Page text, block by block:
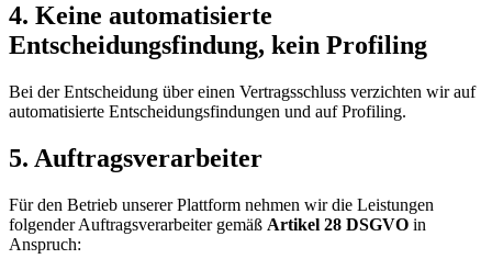
4. Keine automatisierte
Entscheidungsfindung, kein Profiling
Bei der Entscheidung über einen Vertragsschluss verzichten wir auf
automatisierte Entscheidungsfindungen und auf Profiling.
5. Auftragsverarbeiter
Für den Betrieb unserer Plattform nehmen wir die Leistungen
folgender Auftragsverarbeiter gemäß Artikel 28 DSGVO in
Anspruch: